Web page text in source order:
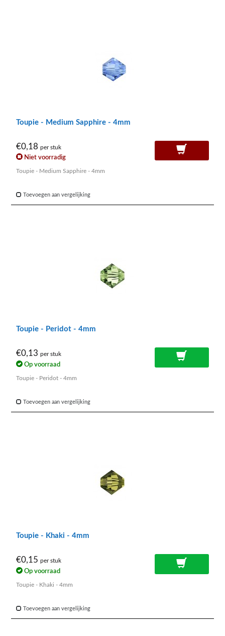
Toupie - Medium Sapphire - 4mm
€0,18 per stuk
Niet voorradig
Toupie - Medium Sapphire - 4mm
Toevoegen aan vergelijking
Toupie - Peridot - 4mm
€0,13 per stuk
Op voorraad
Toupie - Peridot - 4mm
Toevoegen aan vergelijking
Toupie - Khaki - 4mm
€0,15 per stuk
Op voorraad
Toupie - Khaki - 4mm
Toevoegen aan vergelijking